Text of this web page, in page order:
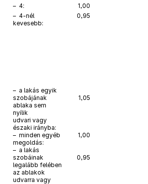
– 4:
1,00
– 4-nél
kevesebb:
0,95
– a lakás egyik
szobájának
ablaka sem
nyílik
udvari vagy
északi irányba:
1,05
– minden egyéb
megoldás:
1,00
– a lakás
szobáinak
legalább felében
az ablakok
udvarra vagy
0,95